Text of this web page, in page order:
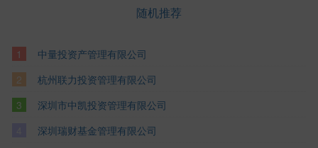
随机推荐
中量投资产管理有限公司
杭州联力投资管理有限公司
深圳市中凯投资管理有限公司
深圳瑞财基金管理有限公司